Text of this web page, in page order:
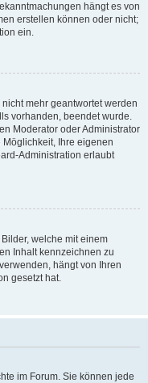
hängt es von
erstellen können oder nicht;
ein.
mehr geantwortet werden
vorhanden, beendet wurde.
Moderator oder Administrator
Ihre eigenen
Administration erlaubt
welche mit einem
Inhalt kennzeichnen zu
hängt von Ihren
gesetzt hat.
im Forum. Sie können jede